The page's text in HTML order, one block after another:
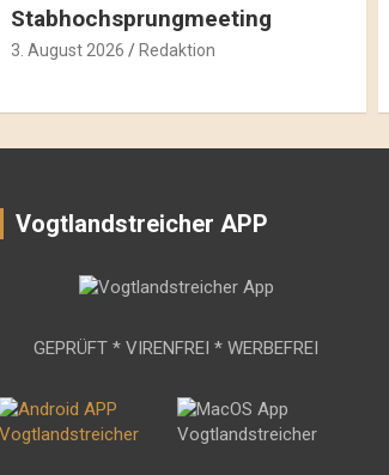
Stabhochsprungmeeting
3. August 2026 Redaktion
Vogtlandstreicher APP
GEPRÜFT * VIRENFREI * WERBEFREI